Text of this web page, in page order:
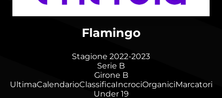
Flamingo
Stagione 2022-2023
Serie B
Girone B
UltimaCalendarioClassificaIncrociOrganiciMarcatori
Under 19